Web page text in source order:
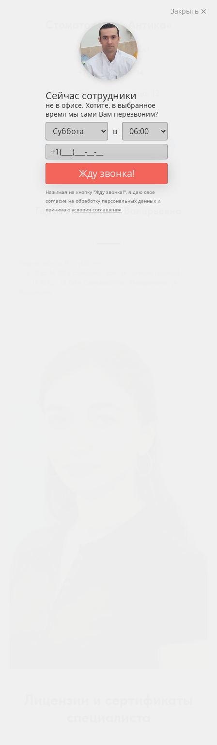
Стоматология «Антика»
Ул. Родниковая, 2к1
+7(495)435-35-28
+7(499)408−70−14
Ул. Летчика Грицевца, 12
+7(499)704-01-01
+7(499)390−88−17
Запись на консультацию или прием!
Гербекова Диана Валерьевна
Закрыть
Сейчас сотрудники
не в офисе. Хотите, в выбранное
время мы сами Вам перезвоним?
в
Жду звонка!
Нажимая на кнопку "Жду звонка!", я даю свое
согласие на обработку персональных данных и
принимаю условия соглашения